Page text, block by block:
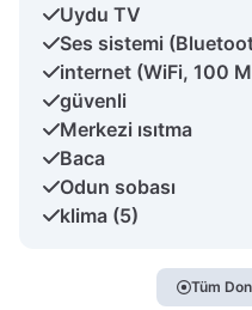
Uydu TV
Ses sistemi
internet (WiFi, 100
güvenli
Merkezi ısıtma
Baca
Odun sobası
klima (5)
Tüm